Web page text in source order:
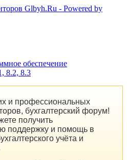
обеспечение
8.2, 8.3
и профессиональных
бухгалтерский форум!
получить
поддержку и помощь в
учёта и